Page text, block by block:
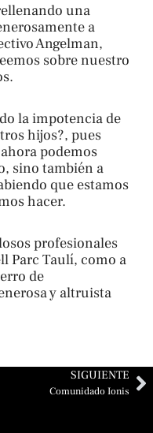
una
a
Angelman,
sobre nuestro
la impotencia de
hijos?, pues
podemos
sino también a
que estamos
hacer.
profesionales
Parc Taulí, como a
de
y altruista
SIGUIENTE
Comunidado Ionis